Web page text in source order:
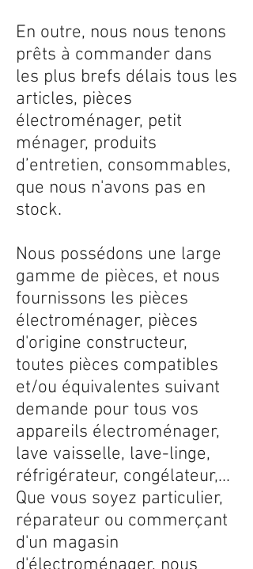
En outre, nous nous tenons
prêts à commander dans
les plus brefs délais tous les
articles, pièces
électroménager, petit
ménager, produits
d’entretien, consommables,
que nous n'avons pas en
stock.
Nous possédons une large
gamme de pièces, et nous
fournissons les pièces
électroménager, pièces
d'origine constructeur,
toutes pièces compatibles
et/ou équivalentes suivant
demande pour tous vos
appareils électroménager,
lave vaisselle, lave-linge,
réfrigérateur, congélateur,...
Que vous soyez particulier,
réparateur ou commerçant
d'un magasin